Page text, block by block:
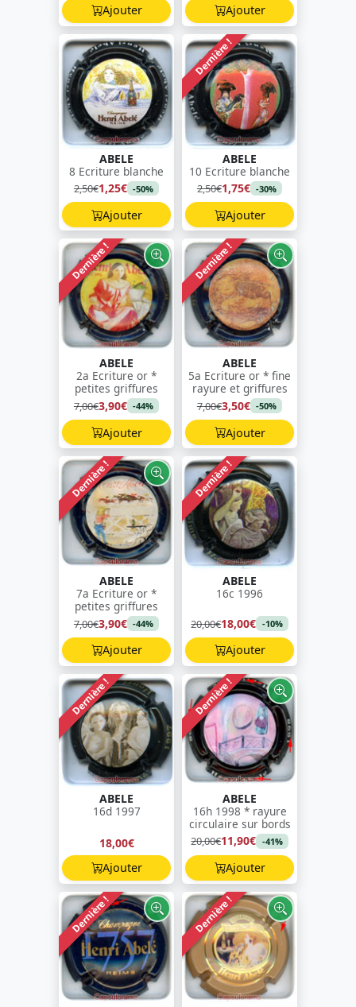
Ajouter
Ajouter
ABELE
8 Ecriture blanche
2,50€1,25€ -50%
Ajouter
Dernière !
ABELE
10 Ecriture blanche
2,50€1,75€ -30%
Ajouter
Dernière !
ABELE
2a Ecriture or *
petites griffures
7,00€3,90€ -44%
Ajouter
Dernière !
ABELE
5a Ecriture or * fine
rayure et griffures
7,00€3,50€ -50%
Ajouter
Dernière !
ABELE
7a Ecriture or *
petites griffures
7,00€3,90€ -44%
Ajouter
Dernière !
ABELE
16c 1996
20,00€18,00€ -10%
Ajouter
Dernière !
ABELE
16d 1997
18,00€
Ajouter
Dernière !
ABELE
16h 1998 * rayure
circulaire sur bords
20,00€11,90€ -41%
Ajouter
Dernière ! Dernière !